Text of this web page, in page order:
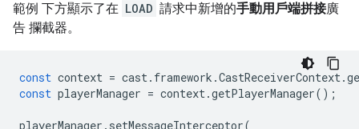
範例 下方顯示了在 LOAD 請求中新增的手動用戶端拼接廣
告 攔截器。
const context = cast. framework .CastReceiverContext.
const playerManager = context.getPlayerManager();
playerManager . setMessageInterceptor(